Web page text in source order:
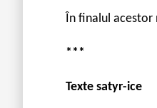
În finalul acestor
***
Texte satyr-ice